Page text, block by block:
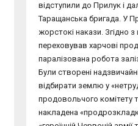
відступили до Прилук і
Таращанська бригада. У
жорстокі накази. Згідно
переховував харчові
паралізована робота
Були створені
відбирати землю у
продовольчого комітету
накладена